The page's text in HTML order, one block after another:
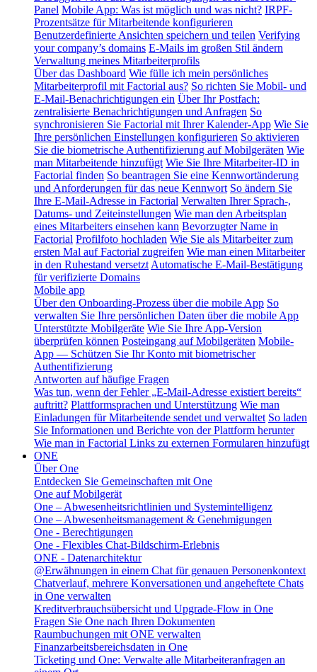
Panel Mobile App: Was ist möglich und was nicht? IRPF-
Prozentsätze für Mitarbeitende konfigurieren
Benutzerdefinierte Ansichten speichern und teilen Verifying
your company’s domains E-Mails im großen Stil ändern
Verwaltung meines Mitarbeiterprofils
Über das Dashboard Wie fülle ich mein persönliches
Mitarbeiterprofil mit Factorial aus? So richten Sie Mobil- und
E-Mail-Benachrichtigungen ein Über Ihr Postfach:
zentralisierte Benachrichtigungen und Anfragen So
synchronisieren Sie Factorial mit Ihrer Kalender-App Wie Sie
Ihre persönlichen Einstellungen konfigurieren So aktivieren
Sie die biometrische Authentifizierung auf Mobilgeräten Wie
man Mitarbeitende hinzufügt Wie Sie Ihre Mitarbeiter-ID in
Factorial finden So beantragen Sie eine Kennwortänderung
und Anforderungen für das neue Kennwort So ändern Sie
Ihre E-Mail-Adresse in Factorial Verwalten Ihrer Sprach-,
Datums- und Zeiteinstellungen Wie man den Arbeitsplan
eines Mitarbeiters einsehen kann Bevorzugter Name in
Factorial Profilfoto hochladen Wie Sie als Mitarbeiter zum
ersten Mal auf Factorial zugreifen Wie man einen Mitarbeiter
in den Ruhestand versetzt Automatische E-Mail-Bestätigung
für verifizierte Domains
Mobile app
Über den Onboarding-Prozess über die mobile App So
verwalten Sie Ihre persönlichen Daten über die mobile App
Unterstützte Mobilgeräte Wie Sie Ihre App-Version
überprüfen können Posteingang auf Mobilgeräten Mobile-
App — Schützen Sie Ihr Konto mit biometrischer
Authentifizierung
Antworten auf häufige Fragen
Was tun, wenn der Fehler „E-Mail-Adresse existiert bereits“
auftritt? Plattformsprachen und Unterstützung Wie man
Einladungen für Mitarbeitende sendet und verwaltet So laden
Sie Informationen und Berichte von der Plattform herunter
Wie man in Factorial Links zu externen Formularen hinzufügt
ONE
Über One
Entdecken Sie Gemeinschaften mit One
One auf Mobilgerät
One – Abwesenheitsrichtlinien und Systemintelligenz
One – Abwesenheitsmanagement & Genehmigungen
One - Berechtigungen
One - Flexibles Chat-Bildschirm-Erlebnis
ONE - Datenarchitektur
@Erwähnungen in einem Chat für genauen Personenkontext
Chatverlauf, mehrere Konversationen und angeheftete Chats
in One verwalten
Kreditverbrauchsübersicht und Upgrade-Flow in One
Fragen Sie One nach Ihren Dokumenten
Raumbuchungen mit ONE verwalten
Finanzarbeitsbereichsdaten in One
Ticketing und One: Verwalte alle Mitarbeiteranfragen an